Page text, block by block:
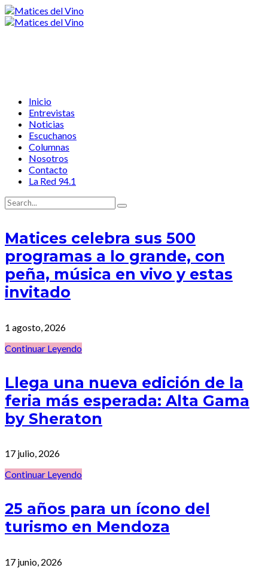
Inicio
Entrevistas
Noticias
Escuchanos
Columnas
Nosotros
Contacto
La Red 94.1
Matices celebra sus 500
programas a lo grande, con
peña, música en vivo y estas
invitado
1 agosto, 2026
Continuar Leyendo
Llega una nueva edición de la
feria más esperada: Alta Gama
by Sheraton
17 julio, 2026
Continuar Leyendo
25 años para un ícono del
turismo en Mendoza
17 junio, 2026